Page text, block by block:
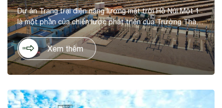
Dự án Trang trại điện năng lượng mặt trời Hồ Núi Một 1
là một phần của chiến lược phát triển của Trường Thành
trong lĩnh vực năng lượng tái tạo, tại huyện Thuận Nam,
tỉnh Ninh Thuận. Dự án có tổng mức đầu tư là 1.036 tỷ
đồng, trên diện tích 60ha, với công suất thiết kế 50 MWp,
cho sản lượng điện dự kiến hằng năm 90 KWh/năm.
Xem thêm